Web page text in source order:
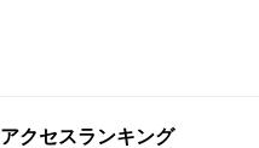
アクセスランキング